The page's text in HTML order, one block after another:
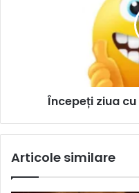
Începeți ziua
Articole similare